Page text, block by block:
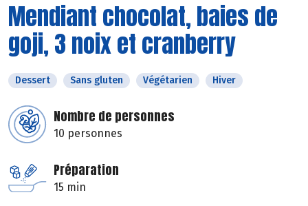
Mendiant chocolat, baies de
goji, 3 noix et cranberry
Dessert Sans gluten Végétarien Hiver
Nombre de personnes
10 personnes
Préparation
15 min